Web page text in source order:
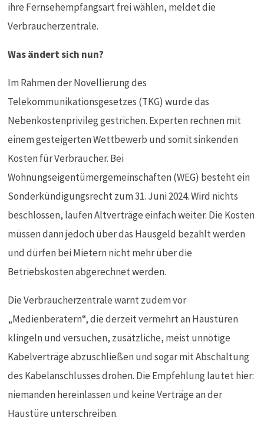
ihre Fernsehempfangsart frei wählen, meldet die
Verbraucherzentrale.
Was ändert sich nun?
Im Rahmen der Novellierung des
Telekommunikationsgesetzes (TKG) wurde das
Nebenkostenprivileg gestrichen. Experten rechnen mit
einem gesteigerten Wettbewerb und somit sinkenden
Kosten für Verbraucher. Bei
Wohnungseigentümergemeinschaften (WEG) besteht ein
Sonderkündigungsrecht zum 31. Juni 2024. Wird nichts
beschlossen, laufen Altverträge einfach weiter. Die Kosten
müssen dann jedoch über das Hausgeld bezahlt werden
und dürfen bei Mietern nicht mehr über die
Betriebskosten abgerechnet werden.
Die Verbraucherzentrale warnt zudem vor
„Medienberatern“, die derzeit vermehrt an Haustüren
klingeln und versuchen, zusätzliche, meist unnötige
Kabelverträge abzuschließen und sogar mit Abschaltung
des Kabelanschlusses drohen. Die Empfehlung lautet hier:
niemanden hereinlassen und keine Verträge an der
Haustüre unterschreiben.